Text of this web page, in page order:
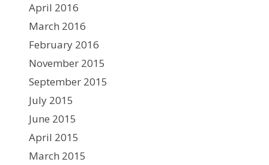
April 2016
March 2016
February 2016
November 2015
September 2015
July 2015
June 2015
April 2015
March 2015